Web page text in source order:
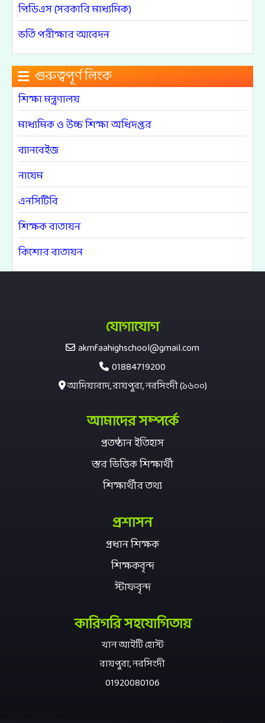
পিডিএস (সরকারি মাধ্যমিক)
ভর্তি পরীক্ষার আবেদন
গুরুত্বপূর্ণ লিংক
শিক্ষা মন্ত্রণালয়
মাধ্যমিক ও উচ্চ শিক্ষা অধিদপ্তর
ব্যানবেইজ
নায়েম
এনসিটিবি
শিক্ষক বাতায়ন
কিশোর বাতায়ন
যোগাযোগ
akmfaahighschool@gmail.com
01884719200
আদিয়াবাদ, রায়পুরা, নরসিংদী (১৬০০)
আমাদের সম্পর্কে
প্রতষ্ঠান ইতিহাস
স্তর ভিত্তিক শিক্ষার্থী
শিক্ষার্থীর তথ্য
প্রশাসন
প্রধান শিক্ষক
শিক্ষকবৃন্দ
স্টাফবৃন্দ
কারিগরি সহযোগিতায়
খান আইটি হোস্ট
রায়পুরা, নরসিংদী
01920080106